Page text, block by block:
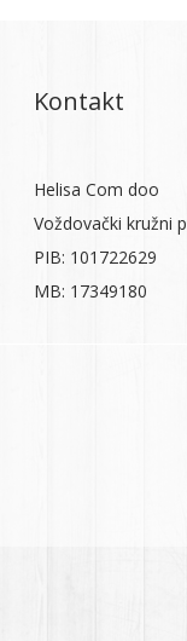
Kontakt
Helisa Com doo
Voždovački kružni
PIB: 101722629
MB: 17349180